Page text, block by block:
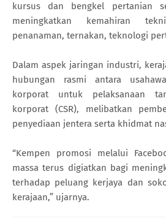
kursus dan bengkel pertanian
meningkatkan kemahiran
penanaman, ternakan, teknologi
Dalam aspek jaringan industri,
hubungan rasmi antara
korporat untuk pelaksanaan
korporat (CSR), melibatkan
penyediaan jentera serta khidmat
“Kempen promosi melalui
massa terus digiatkan bagi
terhadap peluang kerjaya dan
kerajaan,” ujarnya.